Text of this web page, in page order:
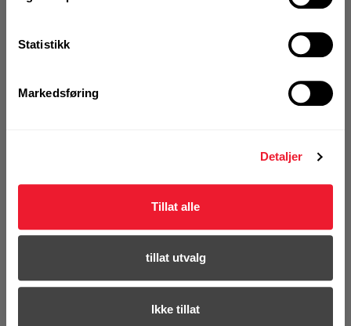
Statistikk
Markedsføring
Detaljer
Tillat alle
tillat utvalg
Ikke tillat
Spiralbor Hilti HSS Co 4,25x75 mm
se din avtalepris
Handleliste